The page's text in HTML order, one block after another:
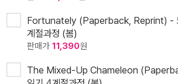
Fortunately (Paperback, Reprint) -
계절과정 (봄)
판매가 11,390원
The Mixed-Up Chameleon